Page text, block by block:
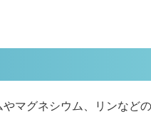
マグネシウム、リンなど